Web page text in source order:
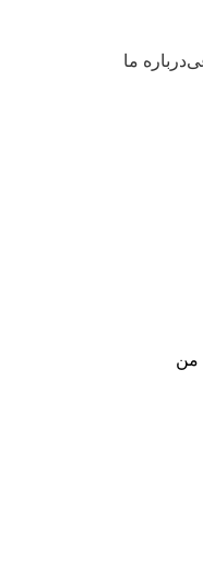
درباره ما
من